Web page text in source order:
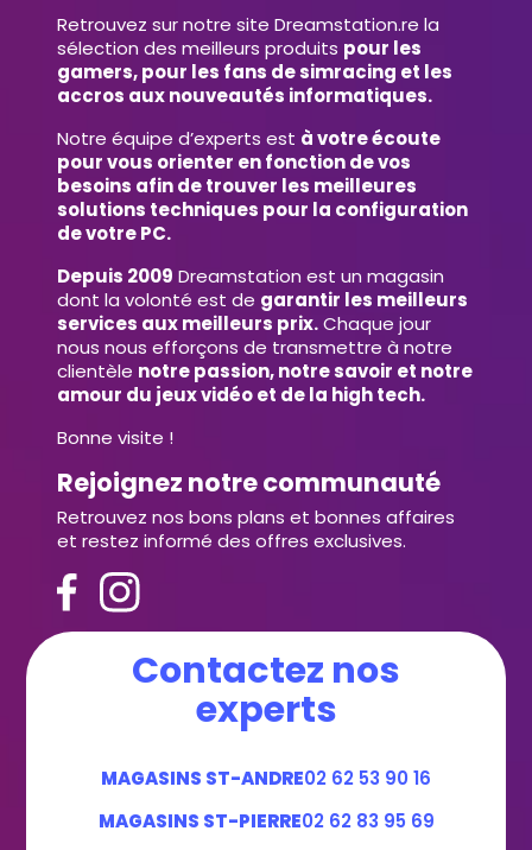
Retrouvez sur notre site Dreamstation.re la
sélection des meilleurs produits pour les
gamers, pour les fans de simracing et les
accros aux nouveautés informatiques.
Notre équipe d’experts est à votre écoute
pour vous orienter en fonction de vos
besoins afin de trouver les meilleures
solutions techniques pour la configuration
de votre PC.
Depuis 2009 Dreamstation est un magasin
dont la volonté est de garantir les meilleurs
services aux meilleurs prix.Chaque jour
nous nous efforçons de transmettre à notre
clientèle notre passion, notre savoir et notre
amour du jeux vidéo et de la high tech.
Bonne visite !
Rejoignez notre communauté
Retrouvez nos bons plans et bonnes affaires
et restez informé des offres exclusives.
Contactez nos
experts
MAGASINS ST-ANDRE02 62 53 90 16
MAGASINS ST-PIERRE02 62 83 95 69